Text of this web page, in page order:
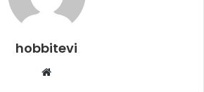
hobbitevi
Web